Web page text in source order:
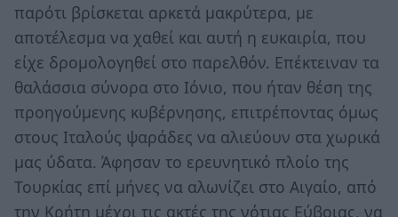
παρότι βρίσκεται αρκετά μακρύτερα, με
αποτέλεσμα να χαθεί και αυτή η ευκαιρία, που
είχε δρομολογηθεί στο παρελθόν. Επέκτειναν τα
θαλάσσια σύνορα στο Ιόνιο, που ήταν θέση της
προηγούμενης κυβέρνησης, επιτρέποντας όμως
στους Ιταλούς ψαράδες να αλιεύουν στα χωρικά
μας ύδατα. Άφησαν το ερευνητικό πλοίο της
Τουρκίας επί μήνες να αλωνίζει στο Αιγαίο, από
την Κρήτη μέχρι τις ακτές της νότιας Εύβοιας, να